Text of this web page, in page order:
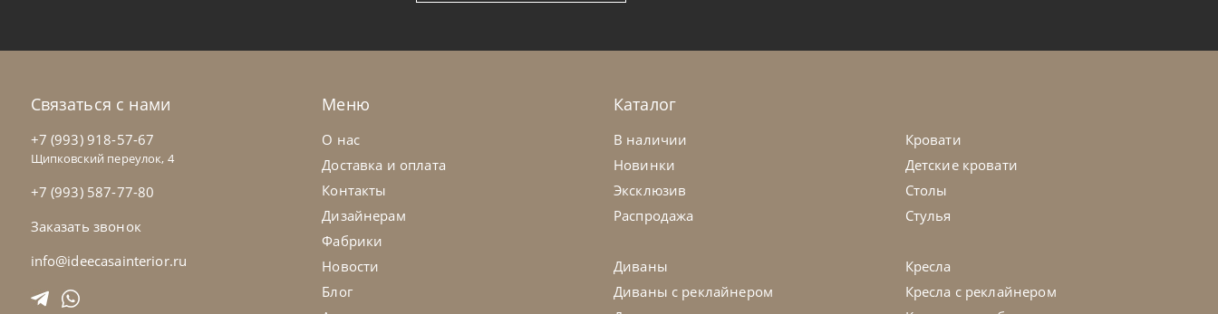
Связаться с нами
+7 (993) 918-57-67
Щипковский переулок, 4
+7 (993) 587-77-80
Заказать звонок
info@ideecasainterior.ru
Меню
О нас
Доставка и оплата
Контакты
Дизайнерам
Фабрики
Новости
Блог
Каталог
В наличии
Новинки
Эксклюзив
Распродажа
Диваны
Диваны с реклайнером
Кровати
Детские кровати
Столы
Стулья
Кресла
Кресла с реклайнером